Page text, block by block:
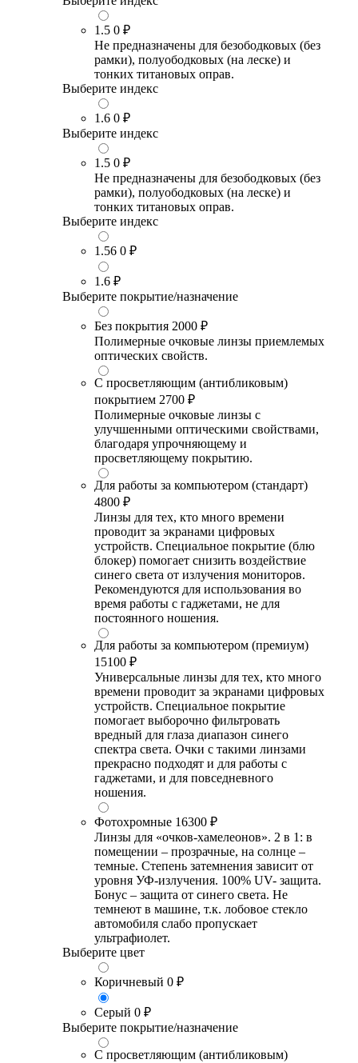
1.5 0 ₽
Не предназначены для безободковых (без
рамки), полуободковых (на леске) и
тонких титановых оправ.
Выберите индекс
1.6 0 ₽
Выберите индекс
1.5 0 ₽
Не предназначены для безободковых (без
рамки), полуободковых (на леске) и
тонких титановых оправ.
Выберите индекс
1.56 0 ₽
1.6 ₽
Выберите покрытие/назначение
Без покрытия 2000 ₽
Полимерные очковые линзы приемлемых
оптических свойств.
С просветляющим (антибликовым)
покрытием 2700 ₽
Полимерные очковые линзы с
улучшенными оптическими свойствами,
благодаря упрочняющему и
просветляющему покрытию.
Для работы за компьютером (стандарт)
4800 ₽
Линзы для тех, кто много времени
проводит за экранами цифровых
устройств. Специальное покрытие (блю
блокер) помогает снизить воздействие
синего света от излучения мониторов.
Рекомендуются для использования во
время работы с гаджетами, не для
постоянного ношения.
Для работы за компьютером (премиум)
15100 ₽
Универсальные линзы для тех, кто много
времени проводит за экранами цифровых
устройств. Специальное покрытие
помогает выборочно фильтровать
вредный для глаза диапазон синего
спектра света. Очки с такими линзами
прекрасно подходят и для работы с
гаджетами, и для повседневного
ношения.
Фотохромные 16300 ₽
Линзы для «очков-хамелеонов». 2 в 1: в
помещении – прозрачные, на солнце –
темные. Степень затемнения зависит от
уровня УФ-излучения. 100% UV- защита.
Бонус – защита от синего света. Не
темнеют в машине, т.к. лобовое стекло
автомобиля слабо пропускает
ультрафиолет.
Выберите цвет
Коричневый 0 ₽
Серый 0 ₽
Выберите покрытие/назначение
С просветляющим (антибликовым)